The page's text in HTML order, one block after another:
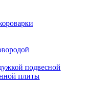
подвесной
плиты